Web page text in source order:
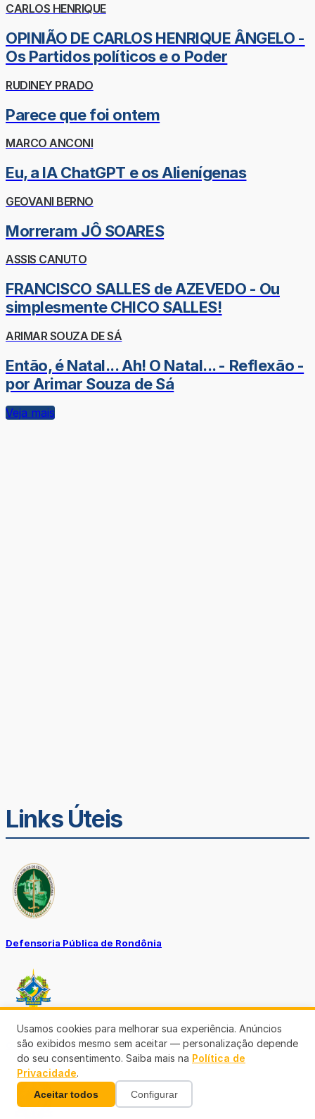
CARLOS HENRIQUE
OPINIÃO DE CARLOS HENRIQUE ÂNGELO -
Os Partidos políticos e o Poder
RUDINEY PRADO
Parece que foi ontem
MARCO ANCONI
Eu, a IA ChatGPT e os Alienígenas
GEOVANI BERNO
Morreram JÔ SOARES
ASSIS CANUTO
FRANCISCO SALLES de AZEVEDO - Ou
simplesmente CHICO SALLES!
ARIMAR SOUZA DE SÁ
Então, é Natal... Ah! O Natal... - Reflexão -
por Arimar Souza de Sá
Veja mais
Links Úteis
Defensoria Pública de Rondônia
Ouvidoria TJ-RO
Usamos cookies para melhorar sua experiência. Anúncios
são exibidos mesmo sem aceitar — personalização depende
do seu consentimento. Saiba mais na Política de
Privacidade.
Aceitar todos Configurar